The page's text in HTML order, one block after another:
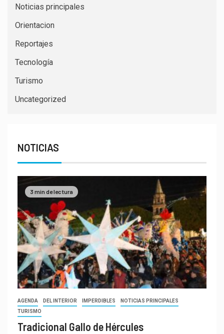
Noticias principales
Orientacion
Reportajes
Tecnología
Turismo
Uncategorized
NOTICIAS
3 min de lectura
AGENDA DEL INTERIOR IMPERDIBLES
NOTICIAS PRINCIPALES
TURISMO
Tradicional Gallo de Hércules